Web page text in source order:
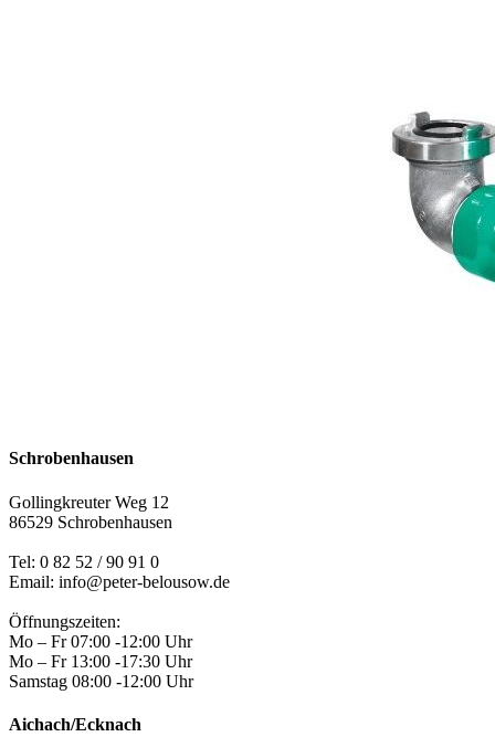
Schrobenhausen
Gollingkreuter Weg 12
86529 Schrobenhausen
Tel: 0 82 52 / 90 91 0
Email: info@peter-belousow.de
Öffnungszeiten:
Mo – Fr 07:00 -12:00 Uhr
Mo – Fr 13:00 -17:30 Uhr
Samstag 08:00 -12:00 Uhr
Aichach/Ecknach